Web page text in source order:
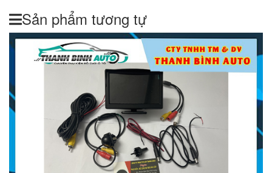
Sản phẩm tương tự